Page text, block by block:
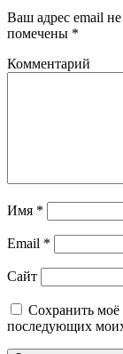
Ваш адрес email
помечены *
Комментарий
Имя *
Email *
Сайт
Сохранить моё
последующих